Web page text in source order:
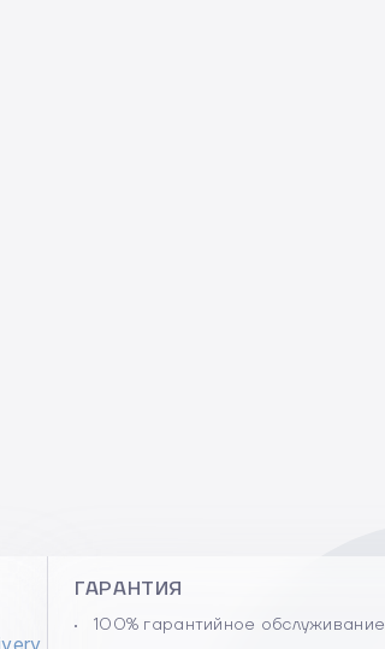
ГАРАНТИЯ
100% гарантийное обслуживание